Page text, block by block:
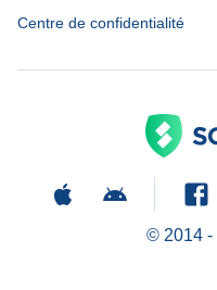
Centre de confidentialité
© 2014 -